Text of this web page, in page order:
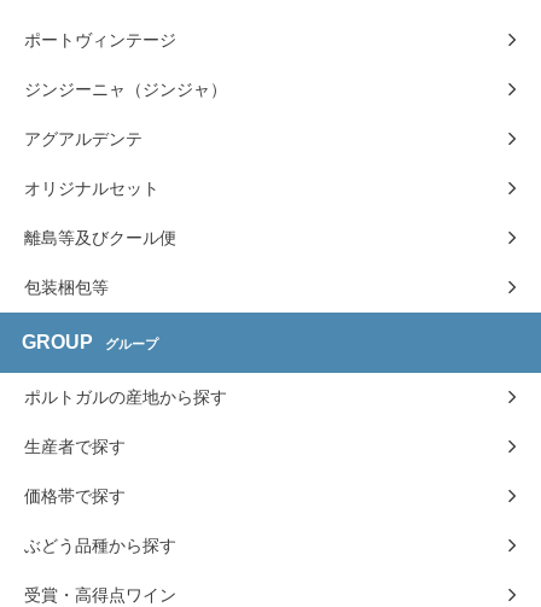
ポートヴィンテージ
ジンジーニャ（ジンジャ）
アグアルデンテ
オリジナルセット
離島等及びクール便
包装梱包等
GROUP グループ
ポルトガルの産地から探す
生産者で探す
価格帯で探す
ぶどう品種から探す
受賞・高得点ワイン